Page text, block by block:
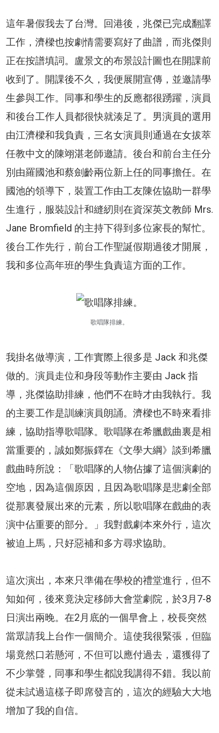
這年暑假我去了台灣。回港後，兆傑已完成翻譯
工作，濟樑也按劇情需要寫好了曲譜，而兆傑則
正在按譜填詞。盧景文的布景設計圖也在開課前
收到了。開課後不久，我便展開宣傳，並邀請學
生參與工作。同事和學生的反應都很踴躍，演員
和後台工作人員都很快就湊足了。男演員的選用
由江濟樑和我負責，三名女演員則通過在女拔萃
任教中文的陳翊湛老師邀請。後台和前台主任分
別由羅國池和蔡劍齡兩位新上任的同事擔任。在
國池的領導下，裝置工作由工友陳佐協助一群學
生進行，服裝設計和縫紉則在資深英文教師 Mrs.
Jane Bromfield 的主持下得到多位家長的幫忙。
後台工作先行，前台工作聖誕假期過後才開展，
我和多位高年班的學生負責這方面的工作。
歌唱隊排練。
我掛名做導演，工作實際上很多是 Jack 和兆傑
做的。演員走位和身段等動作主要由 Jack 指
導，兆傑協助排練，他們不在時才由我執行。我
的主要工作是訓練演員朗誦。濟樑也不時來看排
練，協助指導歌唱隊。歌唱隊在希臘戲曲裏是相
當重要的，誠如鄭振鐸在《文學大綱》談到希臘
戲曲時所說：「歌唱隊的人物佔據了這個演劇的
空地，因為這個原因，且因為歌唱隊是悲劇全部
從那裏發展出來的元素，所以歌唱隊在戲曲的表
演中佔重要的部分。」我對戲劇本來外行，這次
被迫上馬，只好惡補和多方尋求協助。
這次演出，本來只準備在學校的禮堂進行，但不
知如何，後來竟決定移師大會堂劇院，於3月7-8
日演出兩晚。在2月底的一個早會上，校長突然
當眾請我上台作一個簡介。這使我很緊張，但臨
場竟然口若懸河，不但可以應付過去，還獲得了
不少掌聲，同事和學生都說我講得不錯。我以前
從未試過這樣子即席發言的，這次的經驗大大地
增加了我的自信。